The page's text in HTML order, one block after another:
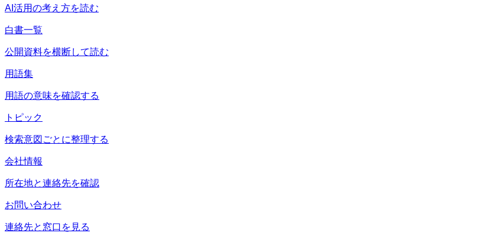
AI活用の考え方を読む
白書一覧
公開資料を横断して読む
用語集
用語の意味を確認する
トピック
検索意図ごとに整理する
会社情報
所在地と連絡先を確認
お問い合わせ
連絡先と窓口を見る